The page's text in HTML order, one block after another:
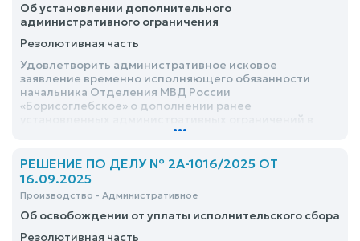
Об установлении дополнительного
административного ограничения
Резолютивная часть
Удовлетворить административное исковое
заявление временно исполняющего обязанности
начальника Отделения МВД России
«Борисоглебское» о дополнении ранее
...
РЕШЕНИЕ ПО ДЕЛУ № 2А-1016/2025 ОТ
16.09.2025
Производство - Административное
Об освобождении от уплаты исполнительского сбора
Резолютивная часть